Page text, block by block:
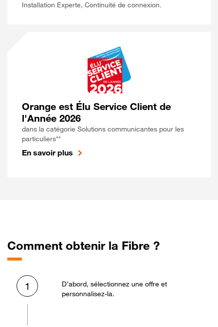
Installation Experte, Continuité de connexion.
Orange est Élu Service Client de
l'Année 2026
dans la catégorie Solutions communicantes pour les
particuliers**
En savoir plus
Comment obtenir la Fibre ?
1
D’abord, sélectionnez une offre et
personnalisez-la.